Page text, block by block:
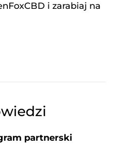
i zarabiaj na
partnerski